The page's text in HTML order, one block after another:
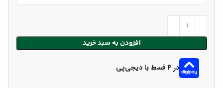
افزودن به سبد خرید
در ۴ قسط با دیجی‌پی